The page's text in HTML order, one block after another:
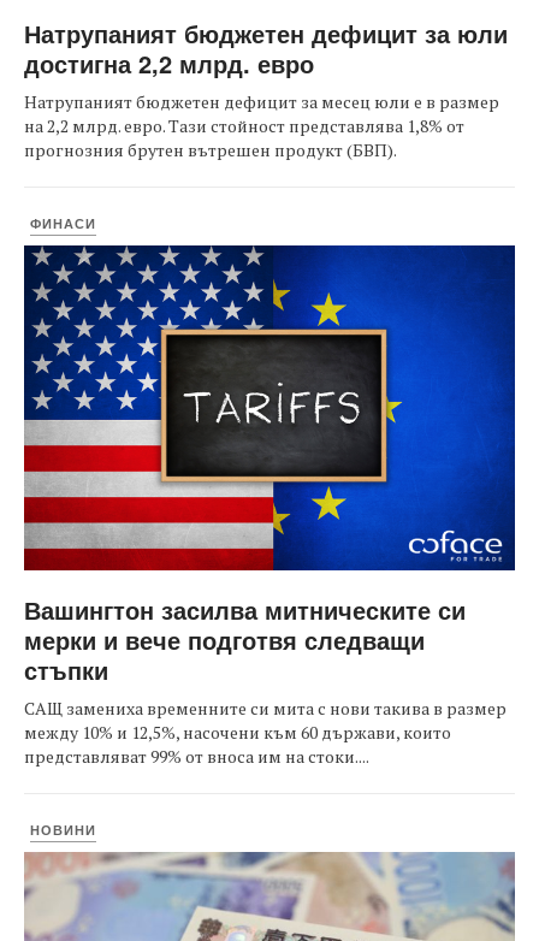
Натрупаният бюджетен дефицит за юли
достигна 2,2 млрд. евро
Натрупаният бюджетен дефицит за месец юли е в размер
на 2,2 млрд. евро. Тази стойност представлява 1,8% от
прогнозния брутен вътрешен продукт (БВП).
ФИНАСИ
Вашингтон засилва митническите си
мерки и вече подготвя следващи
стъпки
САЩ замениха временните си мита с нови такива в размер
между 10% и 12,5%, насочени към 60 държави, които
представляват 99% от вноса им на стоки....
НОВИНИ